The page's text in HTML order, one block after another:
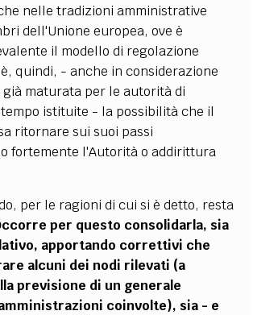
nelle tradizioni amministrative
dell'Unione europea, ove è
il modello di regolazione
quindi, - anche in considerazione
maturata per le autorità di
istituite - la possibilità che il
ritornare sui suoi passi
fortemente l'Autorità o addirittura
per le ragioni di cui si è detto, resta
per questo consolidarla, sia
apportando correttivi che
alcuni dei nodi rilevati (a
previsione di un generale
coinvolte), sia - e